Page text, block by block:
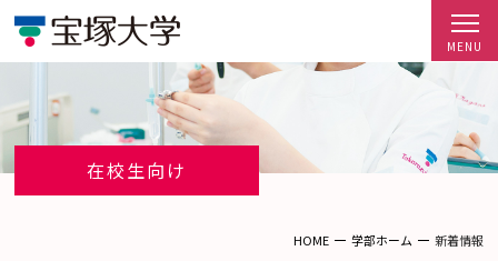
在校生向け
HOME 学部ホーム 新着情報